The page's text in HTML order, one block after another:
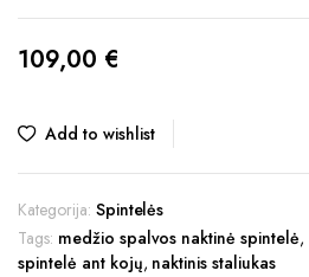
109,00 €
Add to wishlist
Kategorija: Spintelės
Tags: medžio spalvos naktinė spintelė,
spintelė ant kojų, naktinis staliukas